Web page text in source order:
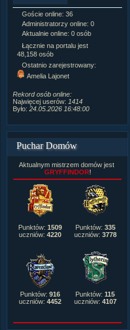
Goście online: 36
Administratorzy online: 0
Aktualnie online: 0 osób
Łącznie na portalu jest
48,158 osób
Ostatnio zarejestrowany:
Amelia Lajonet
Rekord osób online:
Najwięcej userów: 1414
Było: 24.05.2026 16:48:00
Puchar Domów
Aktualnym mistrzem domów jest
GRYFFINDOR!
Punktów: 1509
uczniów: 4220
Punktów: 335
uczniów: 3778
Punktów: 916
uczniów: 4452
Punktów: 115
uczniów: 4107